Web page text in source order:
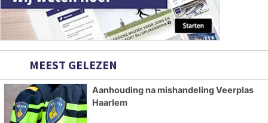
MEEST GELEZEN
Aanhouding na mishandeling Veerplas
Haarlem